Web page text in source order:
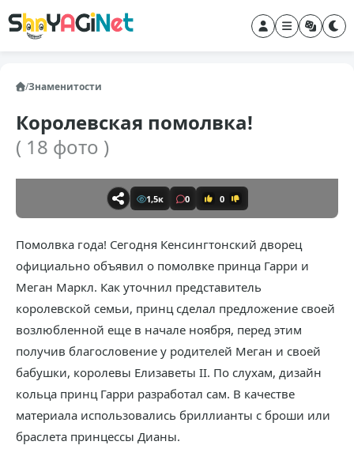
/Знаменитости
Королевская помолвка!
( 18 фото )
1,5к 0 0
Помолвка года! Сегодня Кенсингтонский дворец
официально объявил о помолвке принца Гарри и
Меган Маркл. Как уточнил представитель
королевской семьи, принц сделал предложение своей
возлюбленной еще в начале ноября, перед этим
получив благословение у родителей Меган и своей
бабушки, королевы Елизаветы II. По слухам, дизайн
кольца принц Гарри разработал сам. В качестве
материала использовались бриллианты с броши или
браслета принцессы Дианы.